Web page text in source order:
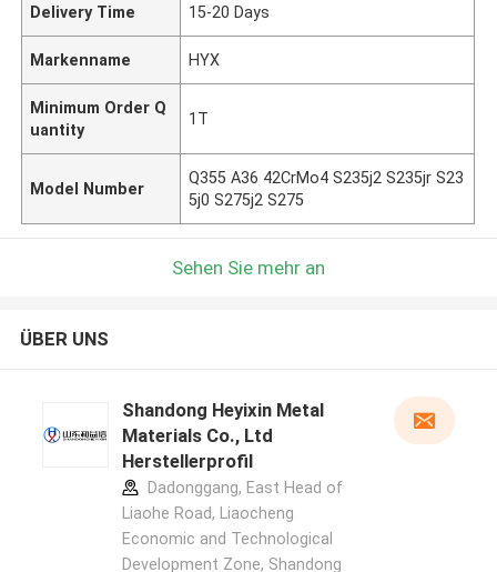
Delivery Time 15-20 Days
Markenname HYX
Minimum Order Q
uantity
1T
Model Number
Q355 A36 42CrMo4 S235j2 S235jr S23
5j0 S275j2 S275
Sehen Sie mehr an
ÜBER UNS
Shandong Heyixin Metal
Materials Co., Ltd
Herstellerprofil
Dadonggang, East Head of
Liaohe Road, Liaocheng
Economic and Technological
Development Zone, Shandong